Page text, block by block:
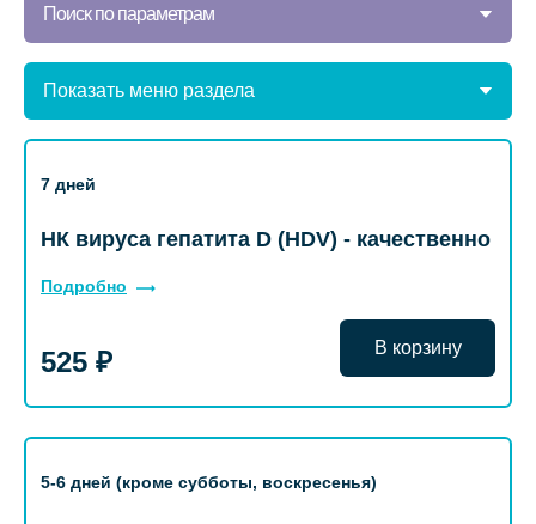
Поиск по параметрам
Показать меню раздела
7 дней
НК вируса гепатита D (HDV) - качественно
Подробно
525 ₽ В корзину
5-6 дней (кроме субботы, воскресенья)